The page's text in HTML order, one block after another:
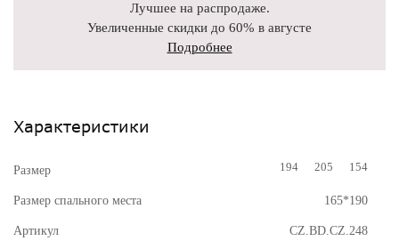
Лучшее на распродаже.
Увеличенные скидки до 60% в августе
Подробнее
Характеристики
Размер 194 205 154
Размер спального места 165*190
Артикул CZ.BD.CZ.248